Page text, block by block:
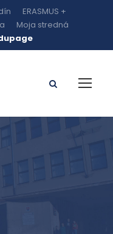
ERASMUS +
Moja stredná